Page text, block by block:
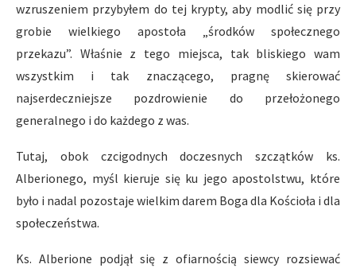
wzruszeniem przybyłem do tej krypty, aby modlić się przy
grobie wielkiego apostoła „środków społecznego
przekazu”. Właśnie z tego miejsca, tak bliskiego wam
wszystkim i tak znaczącego, pragnę skierować
najserdeczniejsze pozdrowienie do przełożonego
generalnego i do każdego z was.
Tutaj, obok czcigodnych doczesnych szczątków ks.
Alberionego, myśl kieruje się ku jego apostolstwu, które
było i nadal pozostaje wielkim darem Boga dla Kościoła i dla
społeczeństwa.
Ks. Alberione podjął się z ofiarnością siewcy rozsiewać